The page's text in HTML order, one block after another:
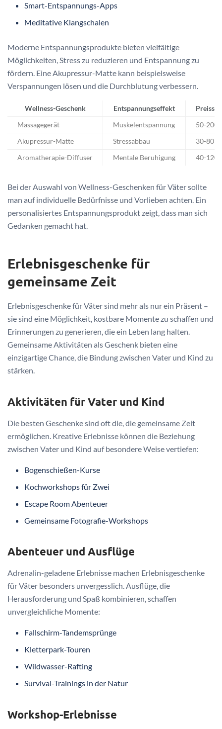
Smart-Entspannungs-Apps
Meditative Klangschalen
Moderne Entspannungsprodukte bieten vielfältige
Möglichkeiten, Stress zu reduzieren und Entspannung zu
fördern. Eine Akupressur-Matte kann beispielsweise
Verspannungen lösen und die Durchblutung verbessern.
Wellness-Geschenk Entspannungseffekt
Massagegerät Muskelentspannung 50-200
Akupressur-Matte Stressabbau 30-80 €
Aromatherapie-Diffuser Mentale Beruhigung 40-120
Bei der Auswahl von Wellness-Geschenken für Väter sollte
man auf individuelle Bedürfnisse und Vorlieben achten. Ein
personalisiertes Entspannungsprodukt zeigt, dass man sich
Gedanken gemacht hat.
Erlebnisgeschenke für
gemeinsame Zeit
Erlebnisgeschenke für Väter sind mehr als nur ein Präsent –
sie sind eine Möglichkeit, kostbare Momente zu schaffen und
Erinnerungen zu generieren, die ein Leben lang halten.
Gemeinsame Aktivitäten als Geschenk bieten eine
einzigartige Chance, die Bindung zwischen Vater und Kind zu
stärken.
Aktivitäten für Vater und Kind
Die besten Geschenke sind oft die, die gemeinsame Zeit
ermöglichen. Kreative Erlebnisse können die Beziehung
zwischen Vater und Kind auf besondere Weise vertiefen:
Bogenschießen-Kurse
Kochworkshops für Zwei
Escape Room Abenteuer
Gemeinsame Fotografie-Workshops
Abenteuer und Ausflüge
Adrenalin-geladene Erlebnisse machen Erlebnisgeschenke
für Väter besonders unvergesslich. Ausflüge, die
Herausforderung und Spaß kombinieren, schaffen
unvergleichliche Momente:
Fallschirm-Tandemsprünge
Kletterpark-Touren
Wildwasser-Rafting
Survival-Trainings in der Natur
Workshop-Erlebnisse